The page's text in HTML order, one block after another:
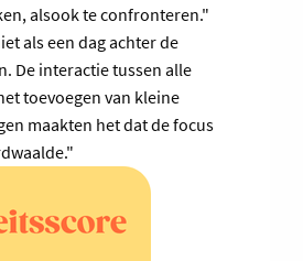
alsook te confronteren."
als een dag achter de
De interactie tussen alle
toevoegen van kleine
maakten het dat de focus